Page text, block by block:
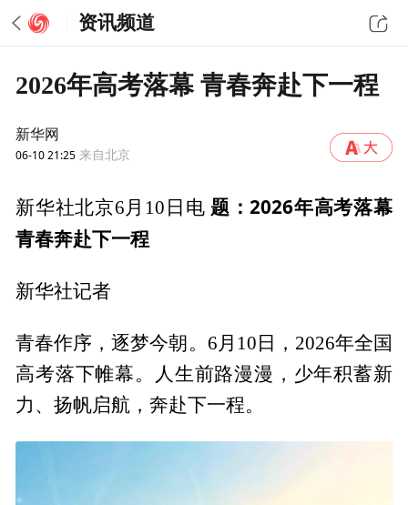
资讯频道
2026年高考落幕 青春奔赴下一程
新华网
06-10 21:25 来自北京
新华社北京6月10日电 题：2026年高考落幕
青春奔赴下一程
新华社记者
青春作序，逐梦今朝。6月10日，2026年全国
高考落下帷幕。人生前路漫漫，少年积蓄新
力、扬帆启航，奔赴下一程。